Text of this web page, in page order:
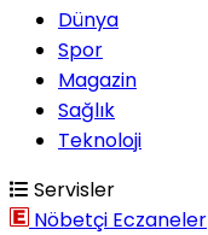
Dünya
Spor
Magazin
Sağlık
Teknoloji
Servisler
Nöbetçi Eczaneler